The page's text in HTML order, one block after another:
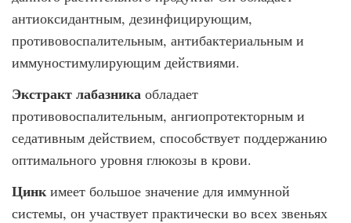
антиоксидантным, дезинфицирующим,
противовоспалительным, антибактериальным и
иммуностимулирующим действиями.
Экстракт лабазника обладает
противовоспалительным, ангиопротекторным и
седативным действием, способствует поддержанию
оптимального уровня глюкозы в крови.
Цинкимеет большое значение для иммунной
системы, он участвует практически во всех звеньях